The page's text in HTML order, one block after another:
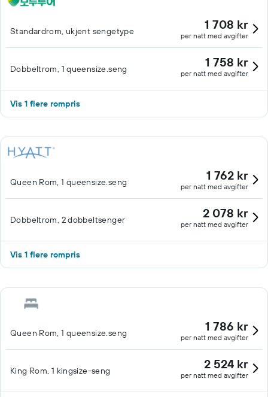
Standardrom, ukjent sengetype 1 708 kr
per natt med avgifter
Dobbeltrom, 1 queensize.seng 1 758 kr
per natt med avgifter
Vis 1 flere rompris
Queen Rom, 1 queensize.seng 1 762 kr
per natt med avgifter
Dobbeltrom, 2 dobbeltsenger 2 078 kr
per natt med avgifter
Vis 1 flere rompris
Queen Rom, 1 queensize.seng 1 786 kr
per natt med avgifter
King Rom, 1 kingsize-seng 2 524 kr
per natt med avgifter